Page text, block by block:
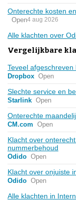
Onterechte kosten
Open4 aug 2026
Alle klachten over
Vergelijkbare
Teveel
Dropbox Open
Slechte service en
Starlink Open
Onterechte
CM.com Open
Klacht over
nummerbehoud
Odido Open
Klacht over onjuiste
Odido Open
Alle klachten in